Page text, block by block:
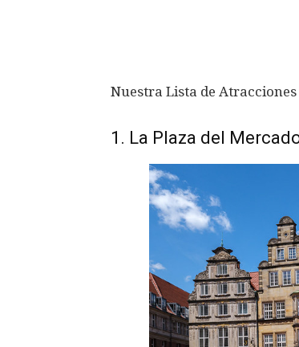
Nuestra Lista de Atracciones
1. La Plaza del